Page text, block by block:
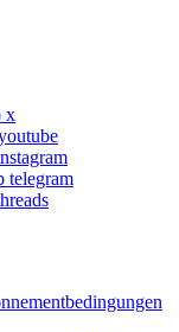
x
telegram